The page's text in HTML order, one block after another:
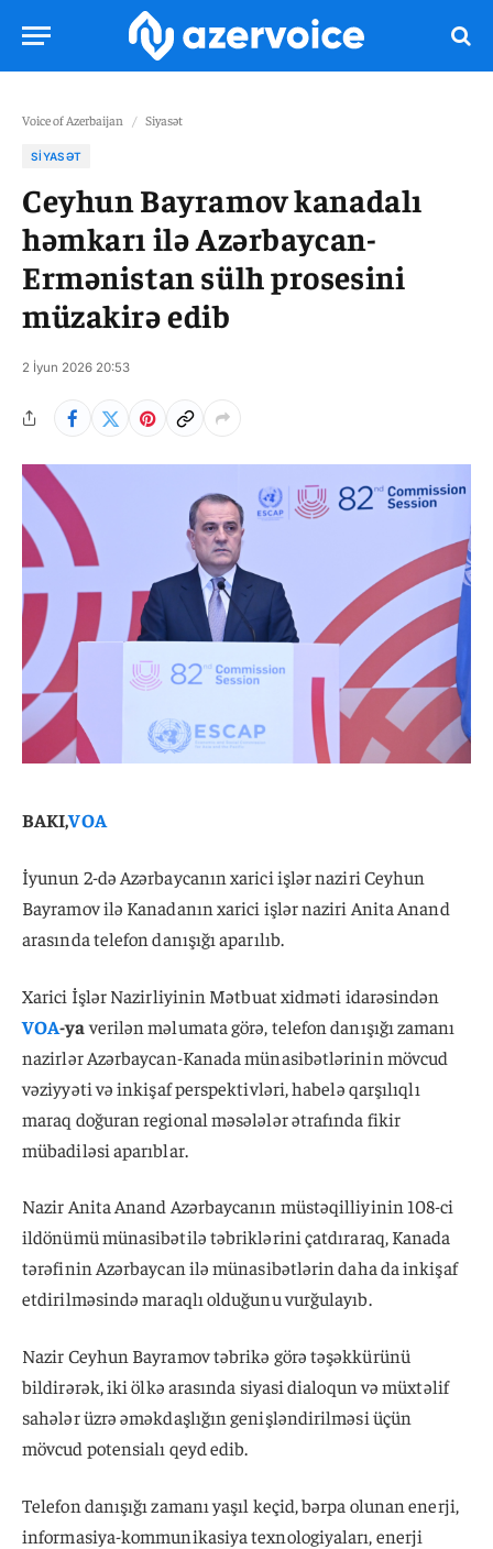
Voice of Azerbaijan / Siyasət
SIYASƏT
Ceyhun Bayramov kanadalı
həmkarı ilə Azərbaycan-
Ermənistan sülh prosesini
müzakirə edib
2 İyun 2026 20:53
BAKI,VOA
İyunun 2-də Azərbaycanın xarici işlər naziri Ceyhun
Bayramov ilə Kanadanın xarici işlər naziri Anita Anand
arasında telefon danışığı aparılıb.
Xarici İşlər Nazirliyinin Mətbuat xidməti idarəsindən
VOA-yaverilən məlumata görə, telefon danışığı zamanı
nazirlər Azərbaycan-Kanada münasibətlərinin mövcud
vəziyyəti və inkişaf perspektivləri, habelə qarşılıqlı
maraq doğuran regional məsələlər ətrafında fikir
mübadiləsi aparıblar.
Nazir Anita Anand Azərbaycanın müstəqilliyinin 108-ci
ildönümü münasibətilə təbriklərini çatdıraraq, Kanada
tərəfinin Azərbaycan ilə münasibətlərin daha da inkişaf
etdirilməsində maraqlı olduğunu vurğulayıb.
Nazir Ceyhun Bayramov təbrikə görə təşəkkürünü
bildirərək, iki ölkə arasında siyasi dialoqun və müxtəlif
sahələr üzrə əməkdaşlığın genişləndirilməsi üçün
mövcud potensialı qeyd edib.
Telefon danışığı zamanı yaşıl keçid, bərpa olunan enerji,
informasiya-kommunikasiya texnologiyaları, enerji